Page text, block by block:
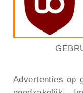
Advertenties op